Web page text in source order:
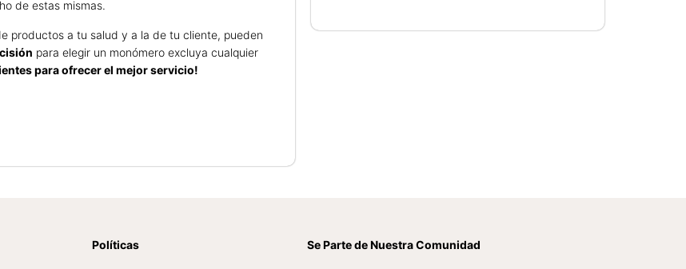
de estas mismas.
productos a tu salud y a la de tu cliente, pueden
para elegir un monómero excluya cualquier
para ofrecer el mejor servicio!
Políticas Se Parte de Nuestra Comunidad